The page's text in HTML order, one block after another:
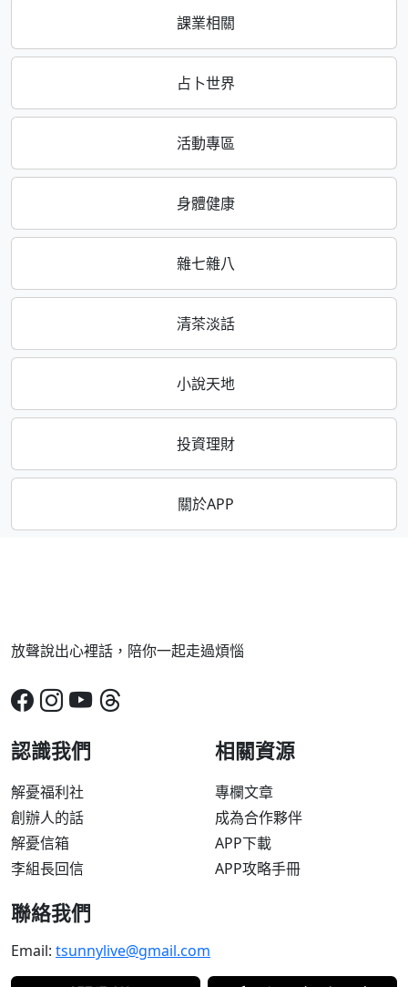
課業相關
占卜世界
活動專區
身體健康
雜七雜八
清茶淡話
小說天地
投資理財
關於APP
放聲說出心裡話，陪你一起走過煩惱
認識我們
解憂福利社
創辦人的話
解憂信箱
李組長回信
相關資源
專欄文章
成為合作夥伴
APP下載
APP攻略手冊
聯絡我們
Email: tsunnylive@gmail.com